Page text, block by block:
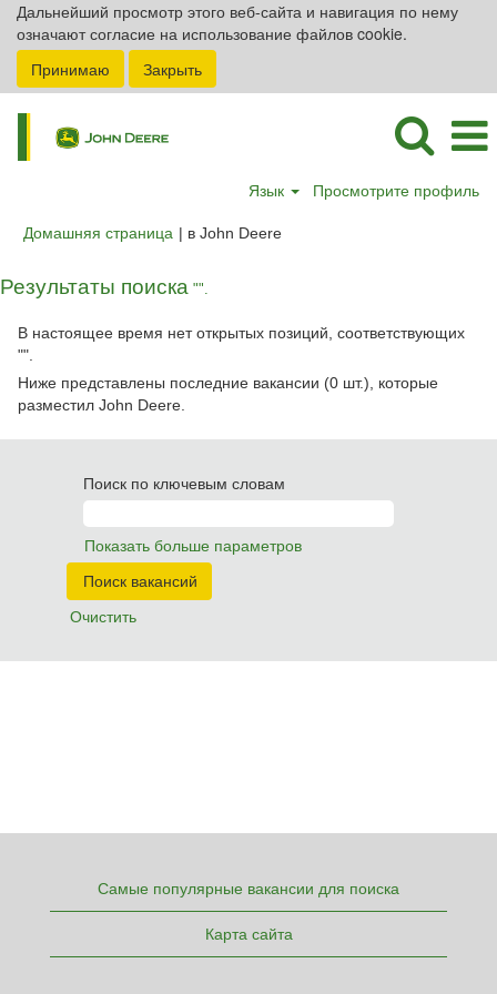
Дальнейший просмотр этого веб-сайта и навигация по нему
означают согласие на использование файлов cookie.
Принимаю
Закрыть
Язык Просмотрите профиль
Домашняя страница | в John Deere(текущая
Результаты поиска "".
В настоящее время нет открытых позиций, соответствующих
"".
Ниже представлены последние вакансии (0 шт.), которые
разместил John Deere.
Поиск по ключевым словам
Показать больше параметров
Очистить
Самые популярные вакансии для поиска
Карта сайта